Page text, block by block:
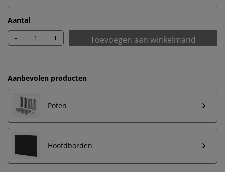
Aantal
- + Toevoegen aan winkelmand
Aanbevolen producten
Poten
Hoofdborden